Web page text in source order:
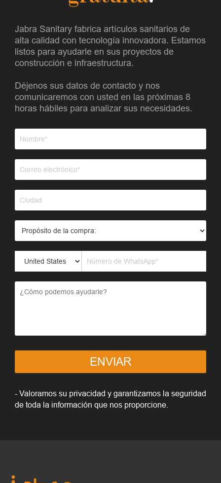
Jabra Sanitary fabrica artículos sanitarios de
alta calidad con tecnología innovadora. Estamos
listos para ayudarle en sus proyectos de
construcción e infraestructura.
Déjenos sus datos de contacto y nos
comunicaremos con usted en las próximas 8
horas hábiles para analizar sus necesidades.
ENVIAR
- Valoramos su privacidad y garantizamos la seguridad
de toda la información que nos proporcione.